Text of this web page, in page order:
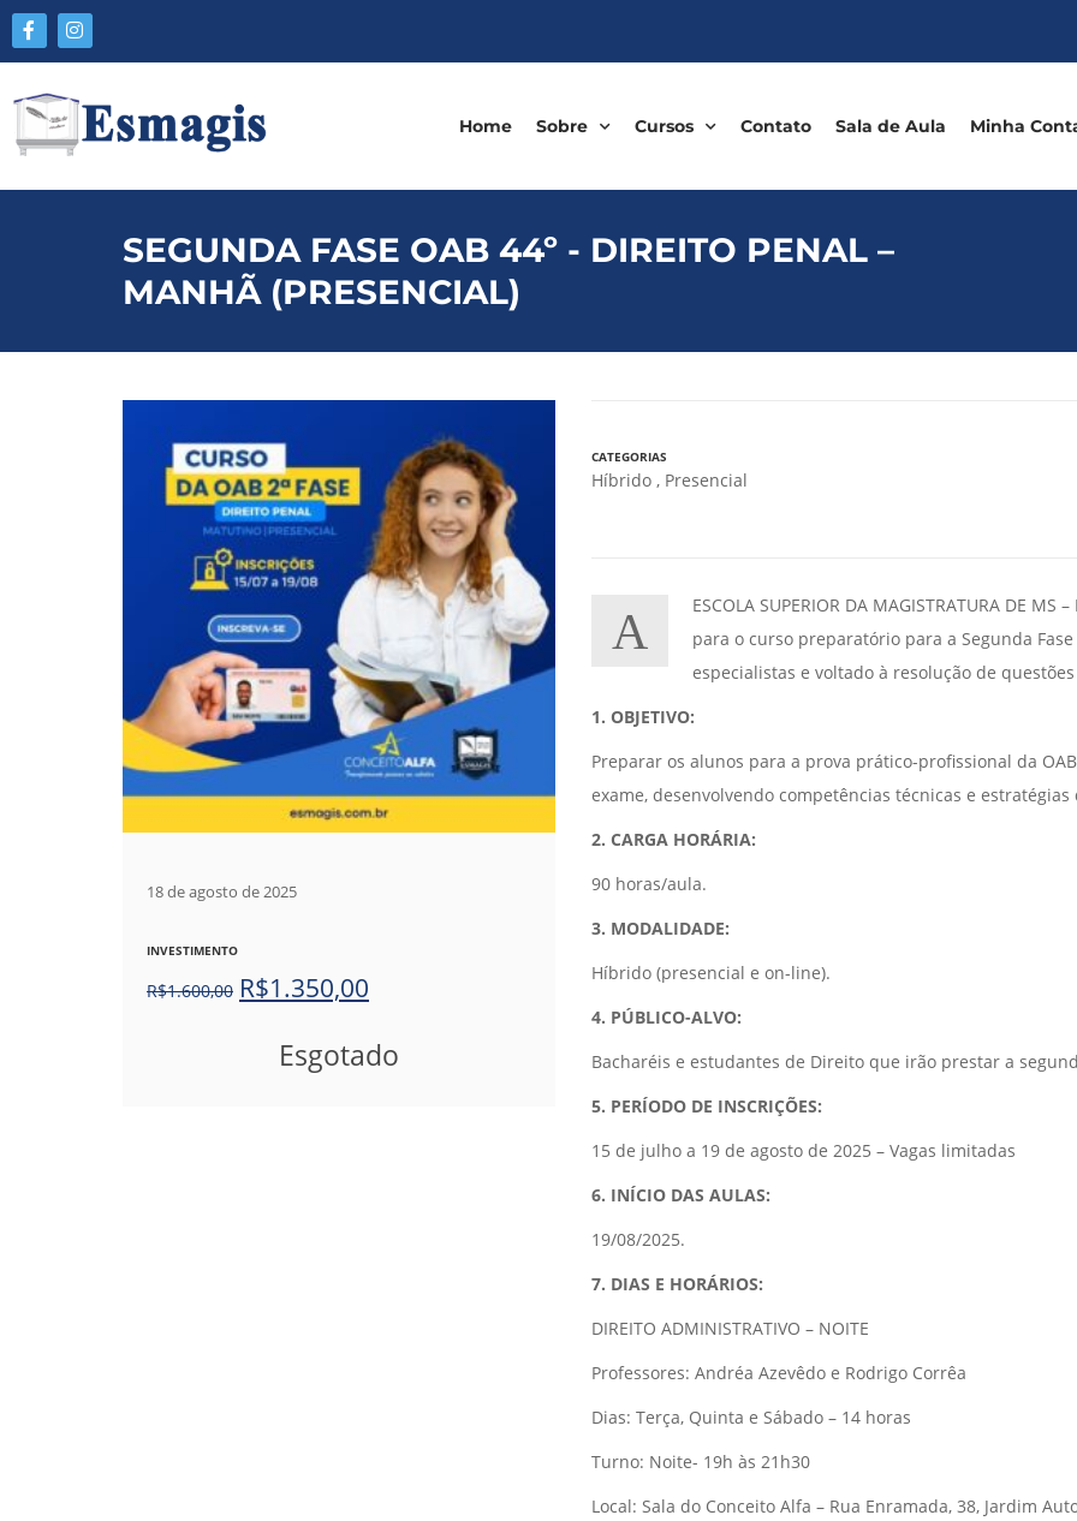
Home Sobre Cursos Contato Sala de Aula Minha
SEGUNDA FASE OAB 44º - DIREITO PENAL –
MANHÃ (PRESENCIAL)
18 de agosto de 2025
INVESTIMENTO
R$1.600,00 R$1.350,00
Esgotado
CATEGORIAS
Híbrido , Presencial
A
ESCOLA SUPERIOR DA MAGISTRATURA DE
para o curso preparatório para a Segunda
especialistas e voltado à resolução de
1. OBJETIVO:
Preparar os alunos para a prova prático-profissional da
exame, desenvolvendo competências técnicas e estratégias
2. CARGA HORÁRIA:
90 horas/aula.
3. MODALIDADE:
Híbrido (presencial e on-line).
4. PÚBLICO-ALVO:
Bacharéis e estudantes de Direito que irão prestar a
5. PERÍODO DE INSCRIÇÕES:
15 de julho a 19 de agosto de 2025 – Vagas limitadas
6. INÍCIO DAS AULAS:
19/08/2025.
7. DIAS E HORÁRIOS:
DIREITO ADMINISTRATIVO – NOITE
Professores: Andréa Azevêdo e Rodrigo Corrêa
Dias: Terça, Quinta e Sábado – 14 horas
Turno: Noite- 19h às 21h30
Local: Sala do Conceito Alfa – Rua Enramada, 38, Jardim